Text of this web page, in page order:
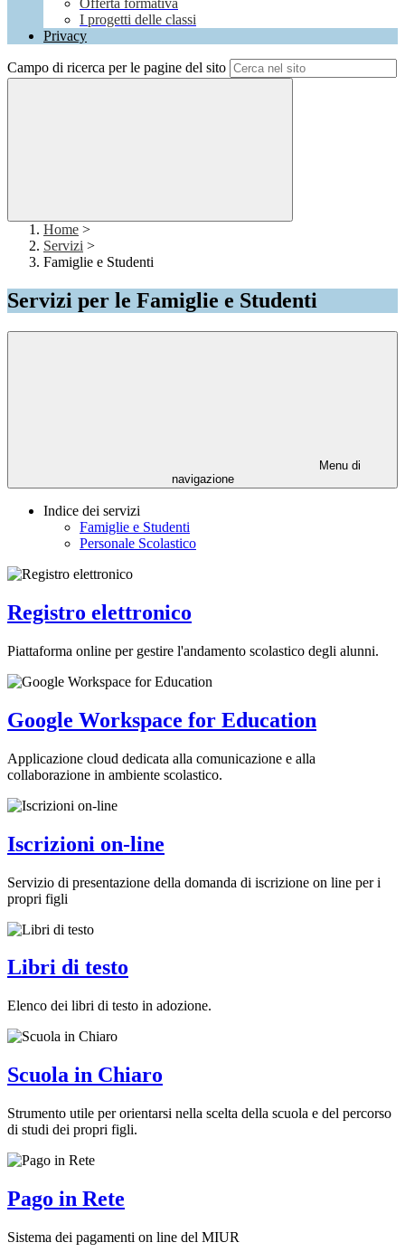
Offerta formativa
I progetti delle classi
Privacy
Campo di ricerca per le pagine del sito
Home >
Servizi >
Famiglie e Studenti
Servizi per le Famiglie e Studenti
Menu di
navigazione
Indice dei servizi
Famiglie e Studenti
Personale Scolastico
Registro elettronico
Piattaforma online per gestire l'andamento scolastico degli alunni.
Google Workspace for Education
Applicazione cloud dedicata alla comunicazione e alla
collaborazione in ambiente scolastico.
Iscrizioni on-line
Servizio di presentazione della domanda di iscrizione on line per i
propri figli
Libri di testo
Elenco dei libri di testo in adozione.
Scuola in Chiaro
Strumento utile per orientarsi nella scelta della scuola e del percorso
di studi dei propri figli.
Pago in Rete
Sistema dei pagamenti on line del MIUR